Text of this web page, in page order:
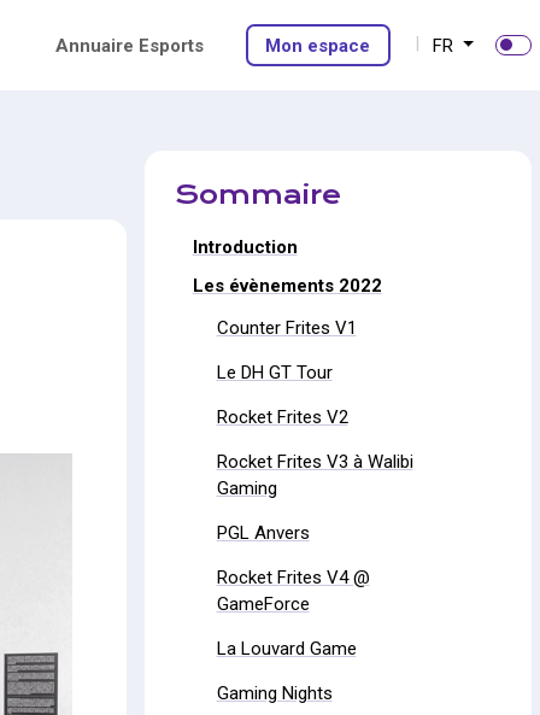
Annuaire Esports Mon espace FR
Sommaire
Introduction
Les évènements 2022
Counter Frites V1
Le DH GT Tour
Rocket Frites V2
Rocket Frites V3 à Walibi
Gaming
PGL Anvers
Rocket Frites V4 @
GameForce
La Louvard Game
Gaming Nights